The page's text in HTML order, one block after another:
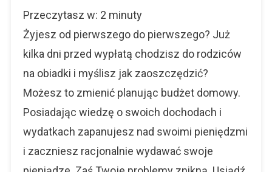
Swoje
Przeczytasz w: 2 minuty
Żyjesz od pierwszego do pierwszego? Już
kilka dni przed wypłatą chodzisz do rodziców
na obiadki i myślisz jak zaoszczędzić?
Możesz to zmienić planując budżet domowy.
Posiadając wiedzę o swoich dochodach i
wydatkach zapanujesz nad swoimi pieniędzmi
i zaczniesz racjonalnie wydawać swoje